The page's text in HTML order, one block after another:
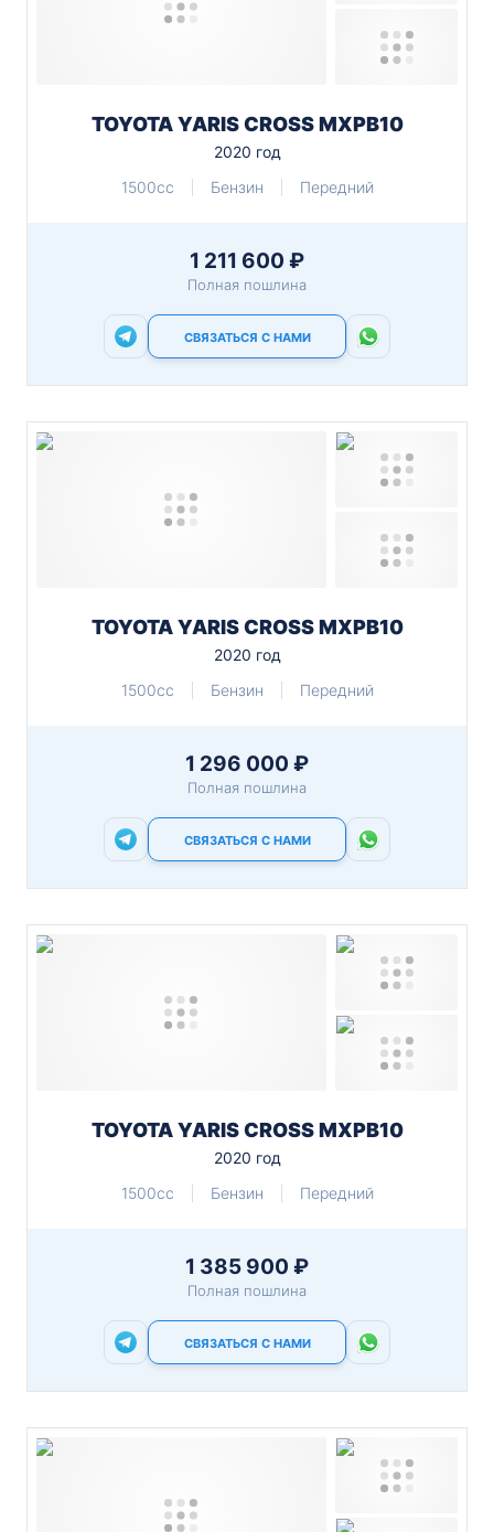
TOYOTA YARIS CROSS MXPB10
2020 год
1500cc
Бензин Передний
1 211 600 ₽
Полная пошлина
СВЯЗАТЬСЯ С НАМИ
TOYOTA YARIS CROSS MXPB10
2020 год
1500cc
Бензин Передний
1 296 000 ₽
Полная пошлина
СВЯЗАТЬСЯ С НАМИ
TOYOTA YARIS CROSS MXPB10
2020 год
1500cc
Бензин Передний
1 385 900 ₽
Полная пошлина
СВЯЗАТЬСЯ С НАМИ